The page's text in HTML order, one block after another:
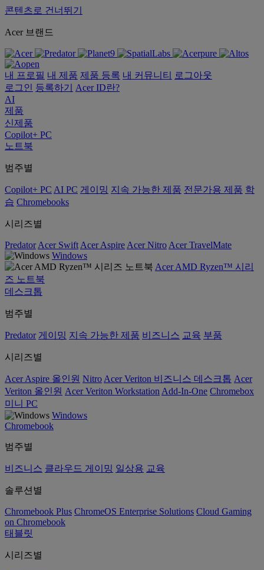
콘텐츠로 건너뛰기
Acer 브랜드
내 프로필 내 제품 제품 등록 내 커뮤니티
로그아웃
로그인
등록하기
Acer ID란?
AI
제품
신제품
Copilot+ PC
노트북
범주별
Copilot+ PC AI PC 게이밍 지속 가능한 제품 전문가용 제품 학
습 Chromebooks
시리즈별
Predator Acer Swift Acer Aspire Acer Nitro Acer TravelMate
Windows
Acer AMD Ryzen™ 시리
즈 노트북
데스크톱
범주별
Predator 게이밍 지속 가능한 제품 비즈니스 교육 부품
시리즈별
Acer Aspire 올인원 Nitro Acer Veriton 비즈니스 데스크톱 Acer
Veriton 올인원 Acer Veriton Workstation Add-In-One Chromebox
미니 PC
Windows
Chromebook
범주별
비즈니스 클라우드 게이밍 일상용 교육
솔루션별
Chromebook Plus ChromeOS Enterprise Solutions Cloud Gaming
on Chromebook
태블릿
시리즈별